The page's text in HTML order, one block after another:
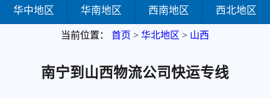
西南地区
华中地区 华南地区 西南地区 西北地区
当前位置： 首页 > 华北地区 > 山西
南宁到山西物流公司快运专线